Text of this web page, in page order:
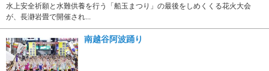
水上安全祈願と水難供養を行う「船玉まつり」の最後をしめくくる花火大会
が、長瀞岩畳で開催され...
南越谷阿波踊り